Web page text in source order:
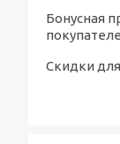
Бонусная
Скидки